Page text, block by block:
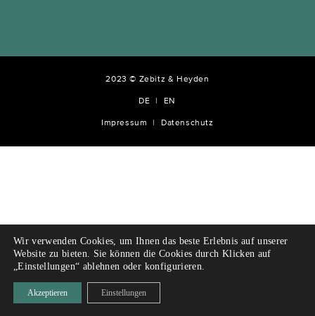
2023 © Zebitz & Heyden
DE EN
Impressum Datenschutz
Wir verwenden Cookies, um Ihnen das beste Erlebnis auf unserer
Website zu bieten. Sie können die Cookies durch Klicken auf
„Einstellungen“ ablehnen oder konfigurieren.
Akzeptieren Einstellungen